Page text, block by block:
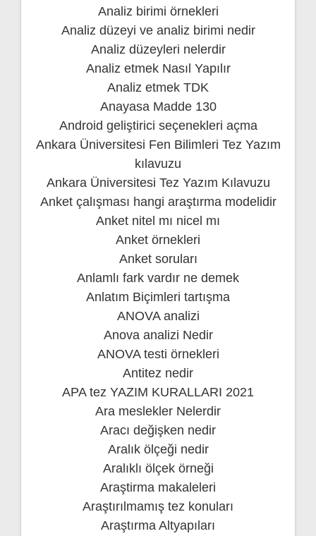
Analiz birimi örnekleri
Analiz düzeyi ve analiz birimi nedir
Analiz düzeyleri nelerdir
Analiz etmek Nasıl Yapılır
Analiz etmek TDK
Anayasa Madde 130
Android geliştirici seçenekleri açma
Ankara Üniversitesi Fen Bilimleri Tez Yazım
kılavuzu
Ankara Üniversitesi Tez Yazım Kılavuzu
Anket çalışması hangi araştırma modelidir
Anket nitel mı nicel mı
Anket örnekleri
Anket soruları
Anlamlı fark vardır ne demek
Anlatım Biçimleri tartışma
ANOVA analizi
Anova analizi Nedir
ANOVA testi örnekleri
Antitez nedir
APA tez YAZIM KURALLARI 2021
Ara meslekler Nelerdir
Aracı değişken nedir
Aralık ölçeği nedir
Aralıklı ölçek örneği
Araştirma makaleleri
Araştırılmamış tez konuları
Araştırma Altyapıları